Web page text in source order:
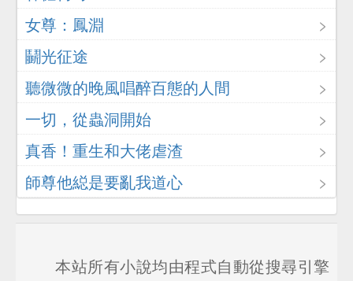
女尊：鳳淵
鬭光征途
聽微微的晚風唱醉百態的人間
一切，從蟲洞開始
真香！重生和大佬虐渣
師尊他縂是要亂我道心
本站所有小說均由程式自動從搜尋引擎